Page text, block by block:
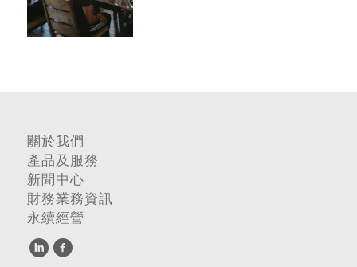
關於我們
產品及服務
新聞中心
財務業務資訊
永續經營